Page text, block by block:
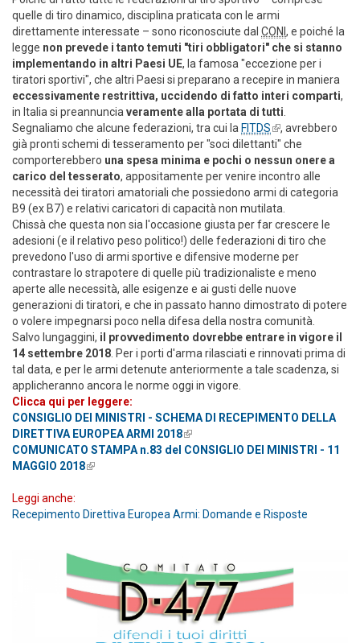
quelle di tiro dinamico, disciplina praticata con le armi
direttamente interessate – sono riconosciute dal CONI , e poiché la
legge non prevede i tanto temuti "tiri obbligatori" che si stanno
implementando in altri Paesi UE, la famosa "eccezione per i
tiratori sportivi", che altri Paesi si preparano a recepire in maniera
eccessivamente restrittiva, uccidendo di fatto interi comparti,
in Italia si preannuncia veramente alla portata di tutti
Segnaliamo che alcune federazioni, tra cui la FITDS(link is
external)
, avrebbero
già pronti schemi di tesseramento per "soci dilettanti" che
comporterebbero una spesa minima e pochi o nessun onere a
carico del tesserato, appositamente per venire incontro alle
necessità dei tiratori amatoriali che possiedono armi di categoria
B9 (ex B7) e relativi caricatori di capacità non mutilata.
Chissà che questa non sia l'occasione giusta per far crescere le
adesioni (e il relativo peso politico!) delle federazioni di tiro che
prevedono l'uso di armi sportive e difensive moderne per
contrastare lo strapotere di quelle più tradizionaliste e meno
aperte alle necessità, alle esigenze e ai gusti delle nuove
generazioni di tiratori, e che in passato hanno dimostrato di potere
o volere impegnarsi poco nella difesa della nostra comunità.
Salvo lungaggini, il provvedimento dovrebbe entrare in vigore il
14 settembre 2018 . Per i porti d'arma rilasciati e rinnovati prima di
tal data, e per le armi detenute anteriormente a tale scadenza, si
applicheranno ancora le norme oggi in vigore.
Clicca qui per leggere:
CONSIGLIO DEI MINISTRI - SCHEMA DI RECEPIMENTO DELLA
DIRETTIVA EUROPEA ARMI 2018(link is external)
COMUNICATO STAMPA n.83 del CONSIGLIO DEI MINISTRI - 11
MAGGIO 2018(link is external)
Leggi anche:
Recepimento Direttiva Europea Armi: Domande e Risposte